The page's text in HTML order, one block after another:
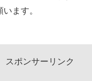
ます。
スポンサーリンク